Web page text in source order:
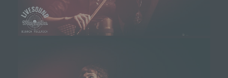
Zahlreiche Internetseiten und Server verwenden
Cookies. Viele Cookies enthalten eine sogenannte
Cookie-ID. Eine Cookie-ID ist eine eindeutige
werden können, in dem das Cookie gespeichert